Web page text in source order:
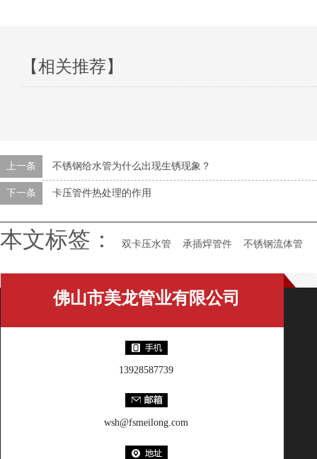
【相关推荐】
上一条 不锈钢给水管为什么出现生锈现象？
下一条 卡压管件热处理的作用
本文标签： 双卡压水管 承插焊管件 不锈钢流体管
佛山市美龙管业有限公司
13928587739
wsh@fsmeilong.com